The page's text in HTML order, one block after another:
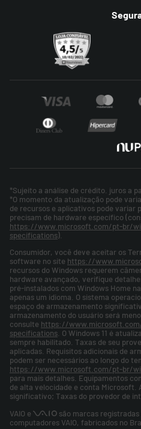
*Sujeito a análise de crédito. juros a
*O momento da atualização pode
de recursos e aplicativos pode variar
precisam de hardware específico
https://www.microsoft.com/pt-br/
specifications).
Consumidor, você deve aceitar os
software no site https://
recursos do Windows requerem
hardware avançado, verifique
pré-instalados com Windows Home
apenas um idioma. O sistema
espaço de armazenamento
armazenamento do usuário será
consulte https://
specifications. O Windows 11 é
sempre habilitado. Taxas de seu
aplicadas. Requisitos adicionais de
podem ser necessários ao longo do
https://www.microsoft.com/pt-br/
para mais detalhes. Equipamentos
de alta velocidade e conta Microsoft.
significativo; Taxas do provedor de
VAIO e
são marcas
computadores VAIO, fabricados no